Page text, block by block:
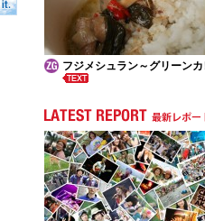
フジメシュラン～グリーン